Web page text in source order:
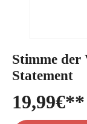
Stimme der
Statement
19,99€